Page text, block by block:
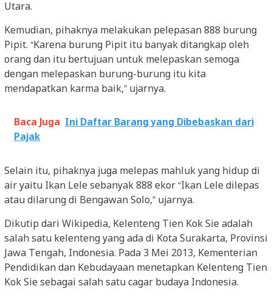
Utara.
Kemudian, pihaknya melakukan pelepasan 888 burung
Pipit. “Karena burung Pipit itu banyak ditangkap oleh
orang dan itu bertujuan untuk melepaskan semoga
dengan melepaskan burung-burung itu kita
mendapatkan karma baik,” ujarnya.
Baca Juga Ini Daftar Barang yang Dibebaskan dari
Pajak
Selain itu, pihaknya juga melepas mahluk yang hidup di
air yaitu Ikan Lele sebanyak 888 ekor “Ikan Lele dilepas
atau dilarung di Bengawan Solo,” ujarnya.
Dikutip dari Wikipedia, Kelenteng Tien Kok Sie adalah
salah satu kelenteng yang ada di Kota Surakarta, Provinsi
Jawa Tengah, Indonesia. Pada 3 Mei 2013, Kementerian
Pendidikan dan Kebudayaan menetapkan Kelenteng Tien
Kok Sie sebagai salah satu cagar budaya Indonesia.